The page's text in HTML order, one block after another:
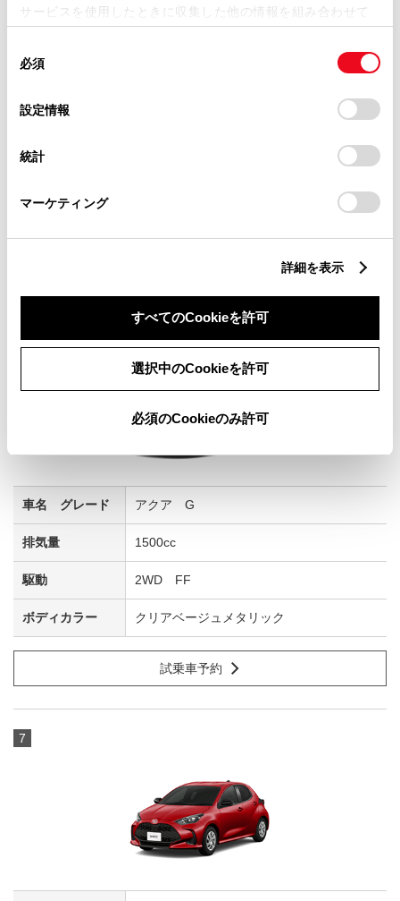
サービスを使用したときに収集した他の情報を組み合わせて
使用することがあります。当ウェブサイトの使用を続行する
デバイスにすべてのCookie(クッキー)が保存されることに同
意したことになります。Cookie(クッキー)のオプトアウト、
設定の変更、同意を撤回したりするにあたっては、当社の
「Cookie（クッキー）情報の取り扱いについて
」をご覧くだ
必須
設定情報
統計
マーケティング
詳細を表示
すべてのCookieを許可
選択中のCookieを許可
必須のCookieのみ許可
アクア G
1500cc
2WD FF
クリアベージュメタリック
試乗車予約
7